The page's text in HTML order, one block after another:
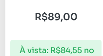
R$89,00
À vista: R$84,55 no